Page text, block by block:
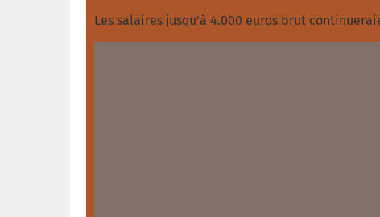
Les salaires jusqu'à 4.000 euros brut